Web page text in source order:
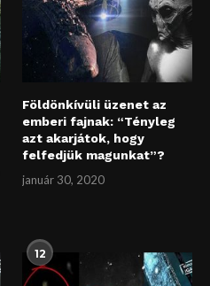
Földönkívüli üzenet az
emberi fajnak: “Tényleg
azt akarjátok, hogy
felfedjük magunkat”?
január 30, 2020
12